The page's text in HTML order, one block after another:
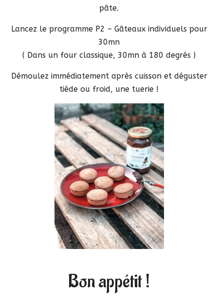
pâte.
Lancez le programme P2 – Gâteaux individuels pour
30mn
( Dans un four classique, 30mn à 180 degrés )
Démoulez immédiatement après cuisson et déguster
tiède ou froid, une tuerie !
Bon appétit !